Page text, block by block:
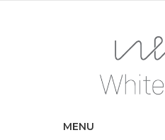
MENU